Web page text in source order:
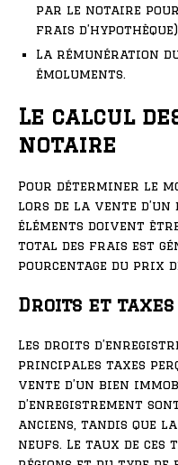
par le notaire
frais d’hypothèque)
La rémunération
émoluments.
Le calcul
notaire
Pour déterminer le
lors de la vente
éléments doivent
total des frais est
pourcentage du prix
Droits et taxes
Les droits
principales taxes
vente d’un bien
d’enregistrement
anciens, tandis que
neufs. Le taux de